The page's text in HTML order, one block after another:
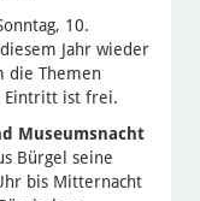
10.
Jahr wieder
die Themen
Eintritt ist frei.
Museumsnacht
Bürgel seine
bis Mitternacht